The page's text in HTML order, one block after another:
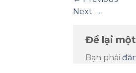
Next →
Để lại
Bạn phải